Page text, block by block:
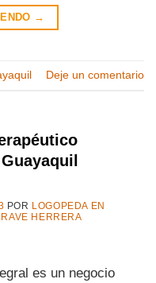
→
Deje un comentario
POR LOGOPEDA EN
HERRERA
es un negocio